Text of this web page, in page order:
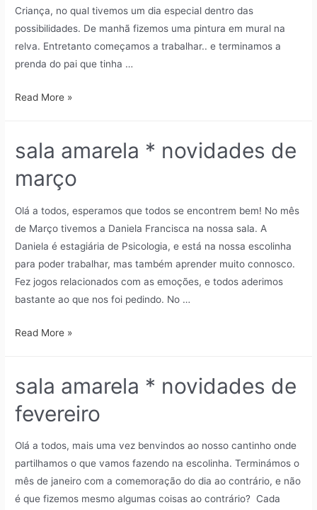
Criança, no qual tivemos um dia especial dentro das
possibilidades. De manhã fizemos uma pintura em mural na
relva. Entretanto começamos a trabalhar.. e terminamos a
prenda do pai que tinha …
Read More »
sala amarela * novidades de
março
Olá a todos, esperamos que todos se encontrem bem! No mês
de Março tivemos a Daniela Francisca na nossa sala. A
Daniela é estagiária de Psicologia, e está na nossa escolinha
para poder trabalhar, mas também aprender muito connosco.
Fez jogos relacionados com as emoções, e todos aderimos
bastante ao que nos foi pedindo. No …
Read More »
sala amarela * novidades de
fevereiro
Olá a todos, mais uma vez benvindos ao nosso cantinho onde
partilhamos o que vamos fazendo na escolinha. Terminámos o
mês de janeiro com a comemoração do dia ao contrário, e não
é que fizemos mesmo algumas coisas ao contrário? Cada